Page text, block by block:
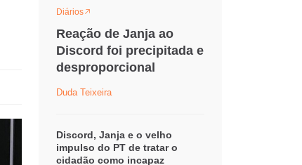
Diários
Reação de Janja ao
Discord foi precipitada e
desproporcional
Duda Teixeira
Discord, Janja e o velho
impulso do PT de tratar o
cidadão como incapaz